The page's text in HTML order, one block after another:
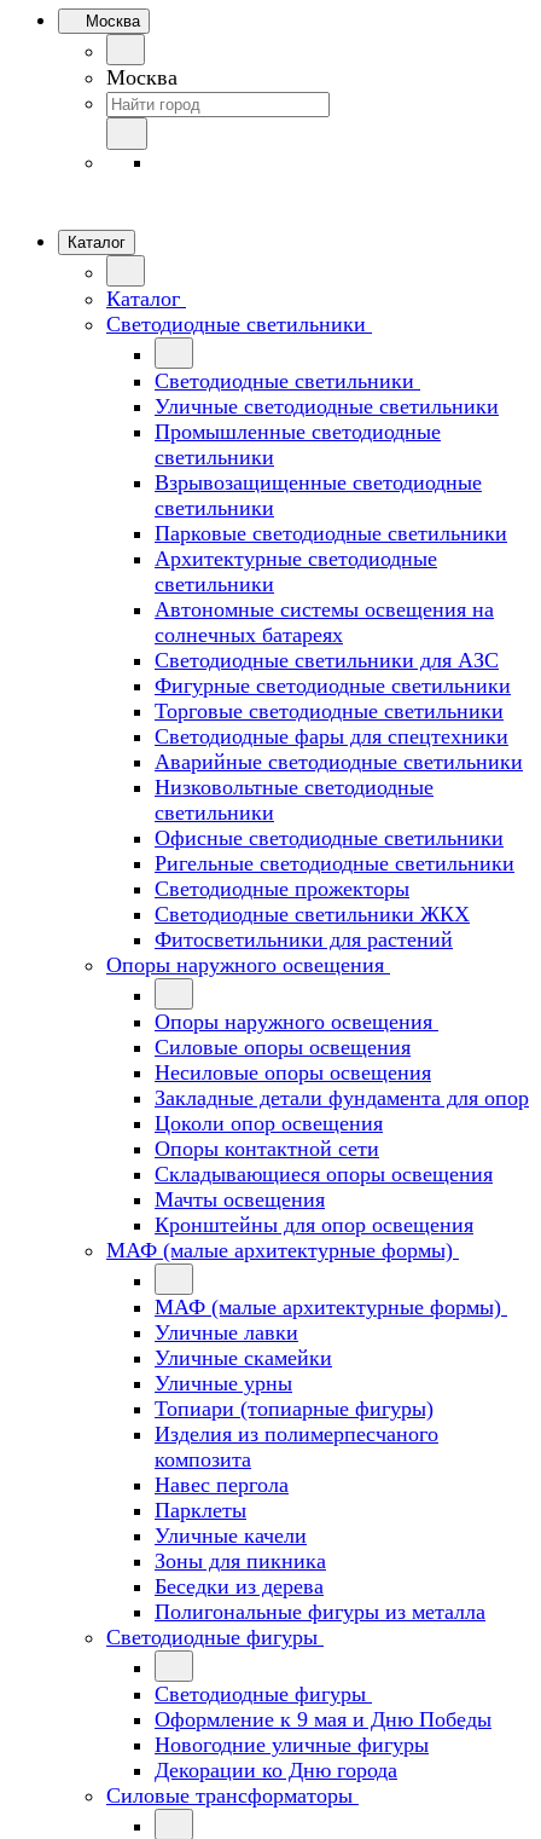
Москва
Москва
Каталог
Каталог
Светодиодные светильники
Светодиодные светильники
Уличные светодиодные светильники
Промышленные светодиодные
светильники
Взрывозащищенные светодиодные
светильники
Парковые светодиодные светильники
Архитектурные светодиодные
светильники
Автономные системы освещения на
солнечных батареях
Светодиодные светильники для АЗС
Фигурные светодиодные светильники
Торговые светодиодные светильники
Cветодиодные фары для спецтехники
Аварийные светодиодные светильники
Низковольтные светодиодные
светильники
Офисные светодиодные светильники
Ригельные светодиодные светильники
Светодиодные прожекторы
Светодиодные светильники ЖКХ
Фитосветильники для растений
Опоры наружного освещения
Опоры наружного освещения
Силовые опоры освещения
Несиловые опоры освещения
Закладные детали фундамента для опор
Цоколи опор освещения
Опоры контактной сети
Cкладывающиеся опоры освещения
Мачты освещения
Кронштейны для опор освещения
МАФ (малые архитектурные формы)
МАФ (малые архитектурные формы)
Уличные лавки
Уличные скамейки
Уличные урны
Топиари (топиарные фигуры)
Изделия из полимерпесчаного
композита
Навес пергола
Парклеты
Уличные качели
Зоны для пикника
Беседки из дерева
Полигональные фигуры из металла
Светодиодные фигуры
Светодиодные фигуры
Оформление к 9 мая и Дню Победы
Новогодние уличные фигуры
Декорации ко Дню города
Силовые трансформаторы